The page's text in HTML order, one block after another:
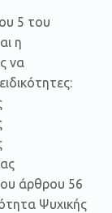
5 του
η
να
άρθρου 56
Ψυχικής